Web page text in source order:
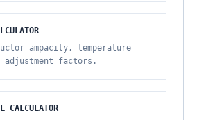
ampacity, temperature
adjustment factors.
CALCULATOR